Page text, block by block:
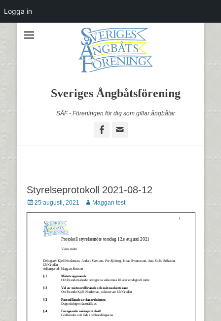
Sveriges Ångbåtsförening
SÅF - Föreningen för dig som gillar ångbåtar
Facebook
Styrelseprotokoll 2021-08-12
Postades
den
25 augusti, 2021 Författare
Maggan test
Logga in